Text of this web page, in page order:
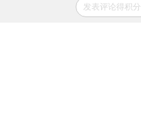
发表评论得积分